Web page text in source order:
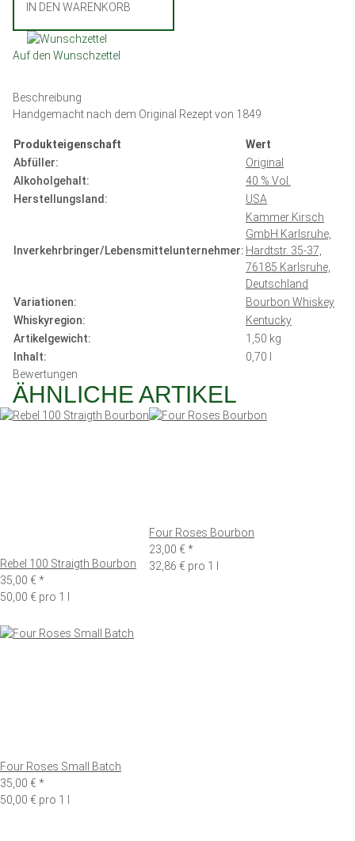
IN DEN WARENKORB
Auf den Wunschzettel
Beschreibung
Handgemacht nach dem Original Rezept von 1849
Produkteigenschaft
Wert
Abfüller:
Original
Alkoholgehalt:
40 % Vol.
Herstellungsland:
USA
Inverkehrbringer/Lebensmittelunternehmer:
Kammer Kirsch
GmbH Karlsruhe,
Hardtstr. 35-37,
76185 Karlsruhe,
Deutschland
Variationen:
Bourbon Whiskey
Whiskyregion:
Kentucky
Artikelgewicht:
1,50 kg
Inhalt:
0,70 l
Bewertungen
ÄHNLICHE ARTIKEL
Rebel 100 Straigth Bourbon
35,00 €*
50,00 € pro 1 l
Four Roses Bourbon
23,00 €*
32,86 € pro 1 l
Four Roses Small Batch
35,00 €*
50,00 € pro 1 l